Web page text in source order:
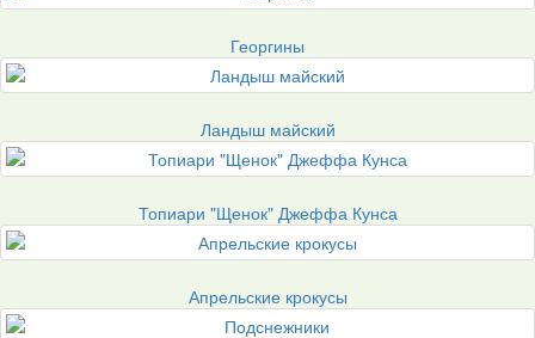
Георгины
Ландыш майский
Топиари "Щенок" Джеффа Кунса
Апрельские крокусы